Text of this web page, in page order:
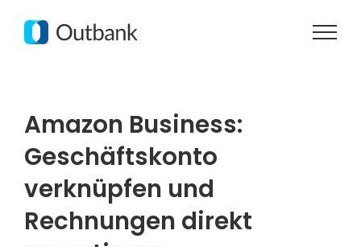
Inhalt
springen
Amazon Business:
Geschäftskonto
verknüpfen und
Rechnungen direkt